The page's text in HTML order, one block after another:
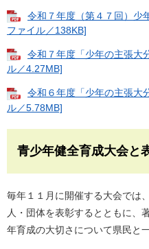
令和７年度（第４７回）少
ファイル／138KB]
令和７年度「少年の主張大
ル／4.27MB]
令和６年度「少年の主張大
ル／5.78MB]
青少年健全育成大会と
毎年１１月に開催する大会では
人・団体を表彰するとともに、
年育成の大切さについて県民と